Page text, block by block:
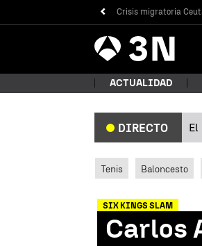
Crisis migratoria
Antena
3 Noticias
ACTUALIDAD
DIRECTO El
Tenis Baloncesto
SIX KINGS SLAM
Carlos